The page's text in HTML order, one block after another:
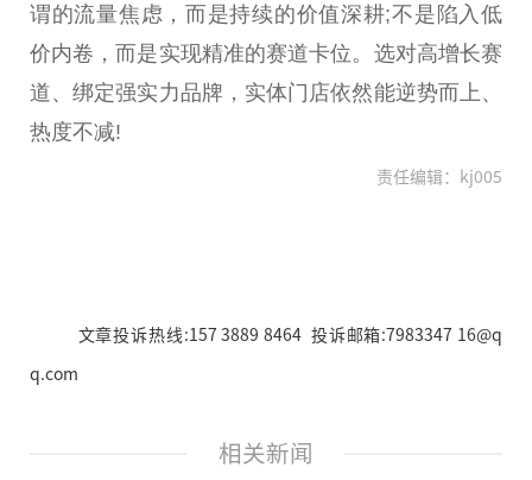
谓的流量焦虑，而是持续的价值深耕;不是陷入低
价内卷，而是实现精准的赛道卡位。选对高增长赛
道、绑定强实力品牌，实体门店依然能逆势而上、
热度不减!
责任编辑：kj005
文章投诉热线:157 3889 8464 投诉邮箱:7983347 16@q
q.com
相关新闻